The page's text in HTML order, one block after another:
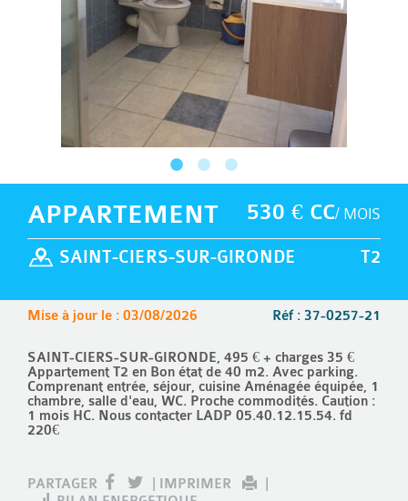
530 € CC/ MOIS
APPARTEMENT
T2
SAINT-CIERS-SUR-GIRONDE
Réf : 37-0257-21
Mise à jour le : 03/08/2026
SAINT-CIERS-SUR-GIRONDE, 495 € + charges 35 €
Appartement T2 en Bon état de 40 m2. Avec parking.
Comprenant entrée, séjour, cuisine Aménagée équipée, 1
chambre, salle d'eau, WC. Proche commodités. Caution :
1 mois HC. Nous contacter LADP 05.40.12.15.54. fd
220€
PARTAGER IMPRIMER